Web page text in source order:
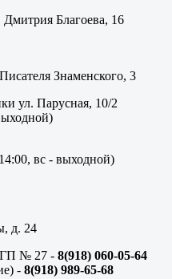
Благоева, 16
Знаменского, 3
ул. Парусная, 10/2
вс - выходной)
д. 24
ГП № 27 - 8(918) 060-05-64
- 8(918) 989-65-68